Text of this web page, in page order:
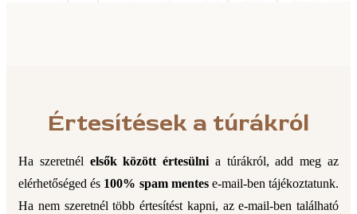
Értesítések a túrákról
Ha szeretnél elsők között értesülnia túrákról, add meg az
elérhetőséged és 100% spam mentese-mail-ben tájékoztatunk.
Ha nem szeretnél több értesítést kapni, az e-mail-ben található